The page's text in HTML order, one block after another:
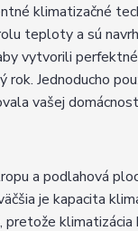
klimatizačné
teploty a sú
vytvorili
Jednoducho
vašej
a podlahová
je kapacita
klimatizácia